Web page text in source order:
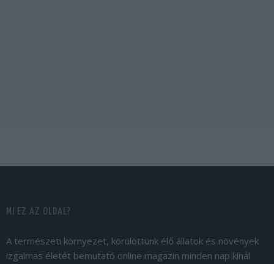
MI EZ AZ OLDAL?
A természeti környezet, körülöttünk élő állatok és növények
izgalmas életét bemutató online magazin minden nap kínál